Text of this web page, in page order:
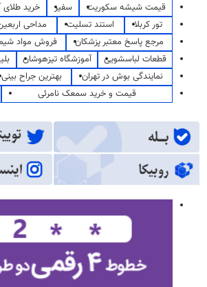
قیمت شیشه سکوریت سفیر خرید
تور کربلا
استند تسلیت مداحی
مرجع پاسخ معتبر پزشکان
فروش مواد
قطعات لباسشویی
آموزشگاه تیزهوشان
نمایندگی بوش در تهران
بهترین جراح بینی
قیمت و خرید سمعک نامرئی